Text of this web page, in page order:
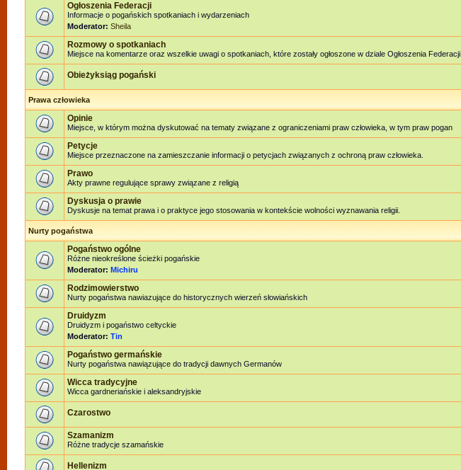
Ogłoszenia Federacji
Informacje o pogańskich spotkaniach i wydarzeniach
Moderator: Sheila
Rozmowy o spotkaniach
Miejsce na komentarze oraz wszelkie uwagi o spotkaniach, które zostały ogłoszone w dziale Ogłoszenia Federacji.
Obieżyksiąg pogański
Prawa człowieka
Opinie
Miejsce, w którym można dyskutować na tematy związane z ograniczeniami praw człowieka, w tym praw pogan
Petycje
Miejsce przeznaczone na zamieszczanie informacji o petycjach związanych z ochroną praw człowieka.
Prawo
Akty prawne regulujące sprawy związane z religią
Dyskusja o prawie
Dyskusje na temat prawa i o praktyce jego stosowania w kontekście wolności wyznawania religii.
Nurty pogaństwa
Pogaństwo ogólne
Różne nieokreślone ścieżki pogańskie
Moderator: Michiru
Rodzimowierstwo
Nurty pogaństwa nawiazujące do historycznych wierzeń słowiańskich
Druidyzm
Druidyzm i pogaństwo celtyckie
Moderator: Tin
Pogaństwo germańskie
Nurty pogaństwa nawiązujące do tradycji dawnych Germanów
Wicca tradycyjne
Wicca gardneriańskie i aleksandryjskie
Czarostwo
Szamanizm
Różne tradycje szamańskie
Hellenizm